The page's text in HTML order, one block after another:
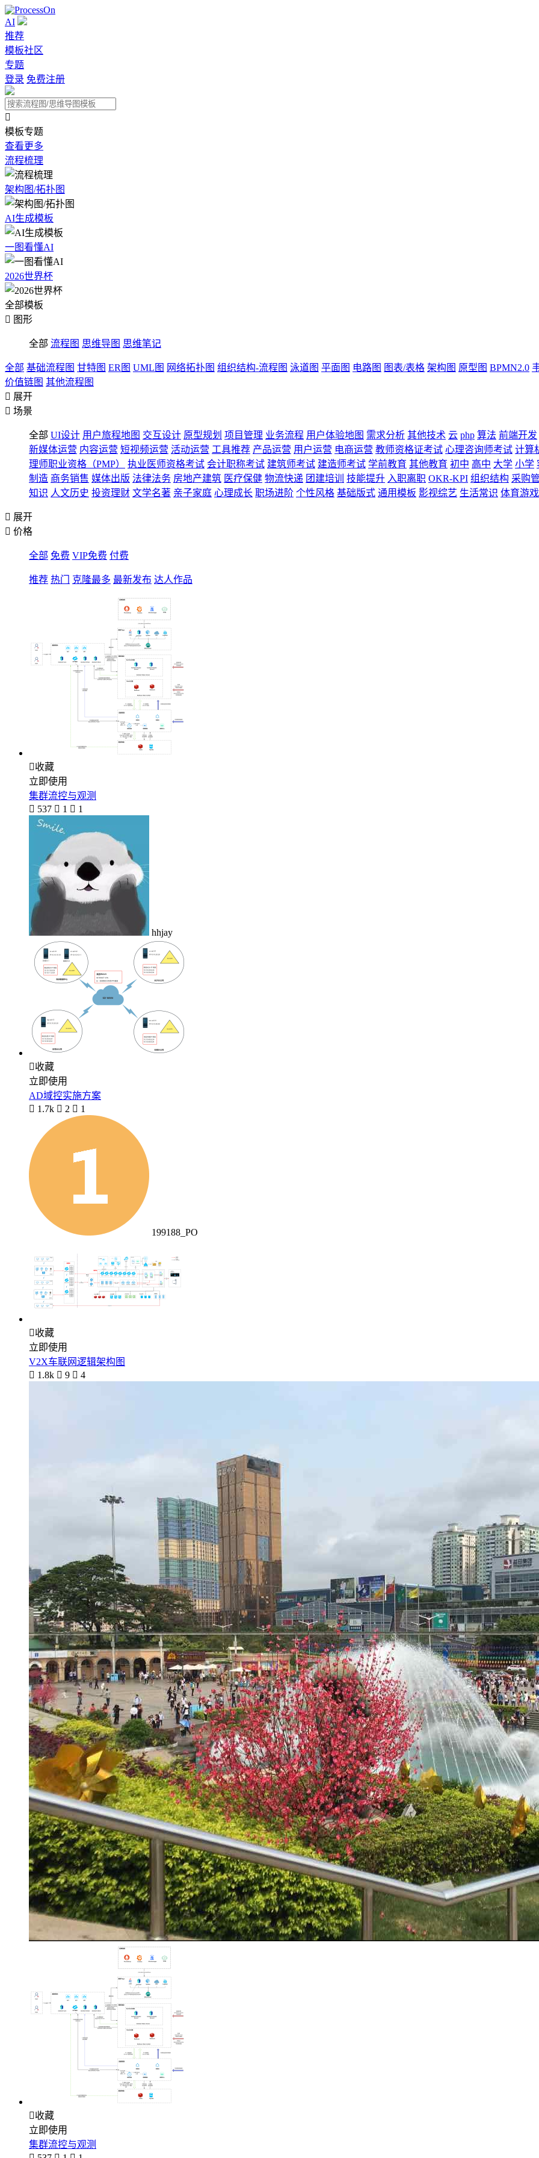
AI
推荐
模板社区
专题
登录 免费注册

模板专题
查看更多
流程梳理
架构图/拓扑图
AI生成模板
一图看懂AI
2026世界杯
全部模板
 图形
全部 流程图 思维导图 思维笔记
全部 基础流程图 甘特图 ER图 UML图 网络拓扑图 组织结构-流程图 泳道图 平面图 电路图 图表/表格 架构图 原型图 BPMN2.0
价值链图 其他流程图
 展开
 场景
全部 UI设计 用户旅程地图 交互设计 原型规划 项目管理 业务流程 用户体验地图 需求分析 其他技术 云 php 算法 前端开发
新媒体运营 内容运营 短视频运营 活动运营 工具推荐 产品运营 用户运营 电商运营 教师资格证考试 心理咨询师考试 计算
理师职业资格（PMP）
执业医师资格考试 会计职称考试 建筑师考试 建造师考试 学前教育 其他教育 初中 高中 大学 小学
制造 商务销售 媒体出版 法律法务 房地产建筑 医疗保健 物流快递 团建培训 技能提升 入职离职 OKR-KPI 组织结构 采购
知识 人文历史 投资理财 文学名著 亲子家庭 心理成长 职场进阶 个性风格 基础版式 通用模板 影视综艺 生活常识 体育游戏
 展开
 价格
全部 免费 VIP免费 付费
推荐 热门 克隆最多 最新发布 达人作品
收藏
立即使用
集群流控与观测
 537  1  1
hhjay
收藏
立即使用
AD域控实施方案
 1.7k  2  1
199188_PO
收藏
立即使用
V2X车联网逻辑架构图
 1.8k  9  4
收藏
立即使用
集群流控与观测